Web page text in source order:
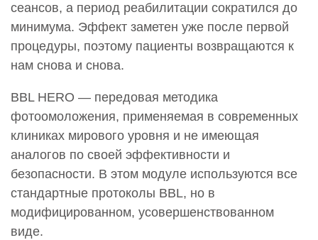
сеансов, а период реабилитации сократился до
минимума. Эффект заметен уже после первой
процедуры, поэтому пациенты возвращаются к
нам снова и снова.
BBL HERO — передовая методика
фотоомоложения, применяемая в современных
клиниках мирового уровня и не имеющая
аналогов по своей эффективности и
безопасности. В этом модуле используются все
стандартные протоколы BBL, но в
модифицированном, усовершенствованном
виде.